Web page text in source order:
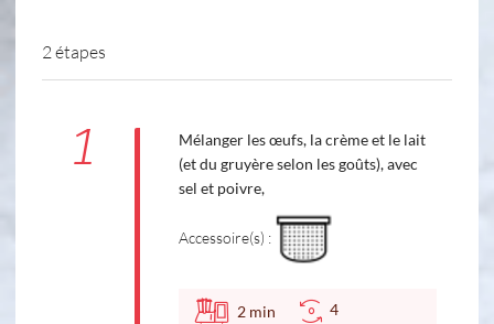
2 étapes
1
Mélanger les œufs, la crème et le lait
(et du gruyère selon les goûts), avec
sel et poivre,
Accessoire(s) :
2 min 4